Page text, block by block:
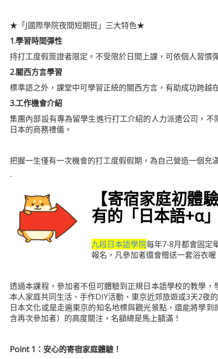
★「J國際學院夜間短期班」三大特色★
1.學習時間彈性
持打工度假簽證者限定。不受限於日間上課，可依個人習
2.關西方言學習
標準語之外，課堂中可學習正統的關西方言，有助成功跨
3.工作機會介紹
集團內部設有專為留學生進行打工介紹的人力派遣公司，
日本的商務禮儀。
把握一生僅有一次機會的打工度假假期，為自己營造一個充
-
【寄宿家庭初體
有的「日本語+α
九段日本語學院每年7-8月都會固定
報名，凡參加者還會贈送一套浴衣喔
透過本課程，參加者不但可體驗到正規日本語學校的教學
本人家庭共同生活、手作DIY活動、東京近郊旅遊或3天2夜
日本文化或是走遍東京的知名地標與觀光景點，還能將學
含再次參加者）的高度關注，名額總是馬上額滿！
Point 1 ：安心的寄宿家庭體驗！